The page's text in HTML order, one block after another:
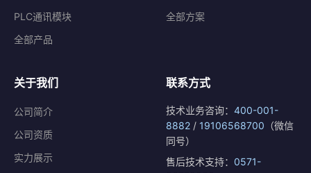
PLC通讯模块
全部产品
全部方案
关于我们
公司简介
公司资质
实力展示
联系方式
技术业务咨询： 400-001-
8882 / 19106568700 （微信
同号）
售后技术支持： 0571-